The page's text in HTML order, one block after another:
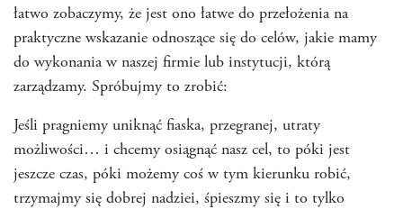
łatwo zobaczymy, że jest ono łatwe do przełożenia na
praktyczne wskazanie odnoszące się do celów, jakie mamy
do wykonania w naszej firmie lub instytucji, którą
zarządzamy. Spróbujmy to zrobić:
Jeśli pragniemy uniknąć fiaska, przegranej, utraty
możliwości… i chcemy osiągnąć nasz cel, to póki jest
jeszcze czas, póki możemy coś w tym kierunku robić,
trzymajmy się dobrej nadziei, śpieszmy się i to tylko